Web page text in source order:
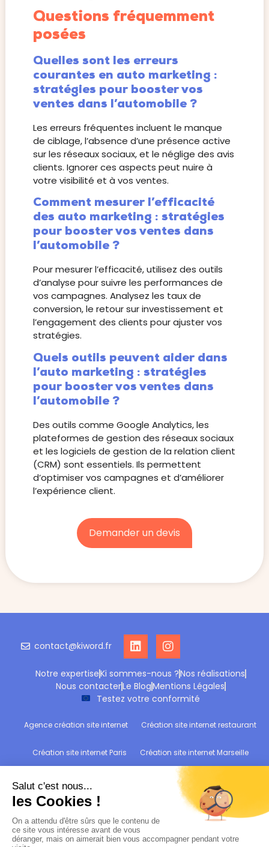
Questions fréquemment
posées
Quelles sont les erreurs
courantes en auto marketing :
stratégies pour booster vos
ventes dans l’automobile ?
Les erreurs fréquentes incluent le manque
de ciblage, l’absence d’une présence active
sur les réseaux sociaux, et le néglige des avis
clients. Ignorer ces aspects peut nuire à
votre visibilité et à vos ventes.
Comment mesurer l’efficacité
des auto marketing : stratégies
pour booster vos ventes dans
l’automobile ?
Pour mesurer l’efficacité, utilisez des outils
d’analyse pour suivre les performances de
vos campagnes. Analysez les taux de
conversion, le retour sur investissement et
l’engagement des clients pour ajuster vos
stratégies.
Quels outils peuvent aider dans
l’auto marketing : stratégies
pour booster vos ventes dans
l’automobile ?
Des outils comme Google Analytics, les
plateformes de gestion des réseaux sociaux
et les logiciels de gestion de la relation client
(CRM) sont essentiels. Ils permettent
d’optimiser vos campagnes et d’améliorer
l’expérience client.
Demander un devis
contact@kiword.fr
Notre expertiseKi sommes-nous ?Nos réalisations
Nous contacterLe BlogMentions Légales
Testez votre conformité
Agence création site internet Création site internet restaurant
Création site internet Paris Création site internet Marseille
Création site internet Reims Création site internet Wittelsheim
Audit de conformité RGPD : Testez votre site !